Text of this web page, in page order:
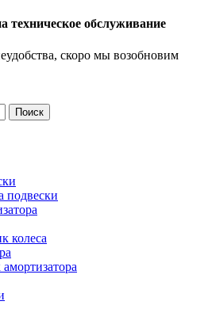
техническое обслуживание
скоро мы возобновим
Поиск
подвески
колеса